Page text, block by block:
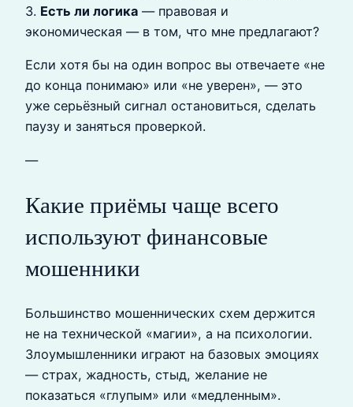
3. Есть ли логика — правовая и
экономическая — в том, что мне предлагают?
Если хотя бы на один вопрос вы отвечаете «не
до конца понимаю» или «не уверен», — это
уже серьёзный сигнал остановиться, сделать
паузу и заняться проверкой.
—
Какие приёмы чаще всего
используют финансовые
мошенники
Большинство мошеннических схем держится
не на технической «магии», а на психологии.
Злоумышленники играют на базовых эмоциях
— страх, жадность, стыд, желание не
показаться «глупым» или «медленным».